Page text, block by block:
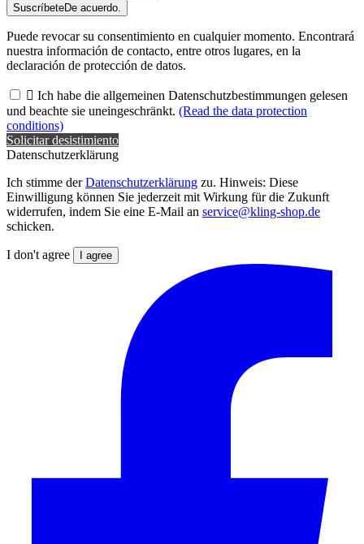
SuscríbeteDe acuerdo.
Puede revocar su consentimiento en cualquier momento. Encontrará
nuestra información de contacto, entre otros lugares, en la
declaración de protección de datos.
 Ich habe die allgemeinen Datenschutzbestimmungen gelesen
und beachte sie uneingeschränkt. (Read the data protection
conditions)
Solicitar desistimiento
Datenschutzerklärung
Ich stimme derDatenschutzerklärung zu. Hinweis: Diese
Einwilligung können Sie jederzeit mit Wirkung für die Zukunft
widerrufen, indem Sie eine E-Mail an service@kling-shop.de
schicken.
I don't agree I agree